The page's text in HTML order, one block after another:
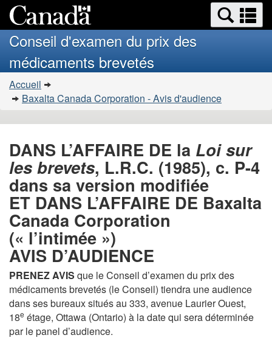
au
contenu
principal
HTML
simplifiée
Search
and
menus
Conseil d'examen du prix des
médicaments brevetés
Vous
�tes
:
Accueil
Baxalta Canada Corporation - Avis d'audience
DANS L’AFFAIRE DE la Loi sur
les brevets, L.R.C. (1985), c. P-4
dans sa version modifiée
ET DANS L’AFFAIRE DE Baxalta
Canada Corporation
(« l’intimée »)
AVIS D’AUDIENCE
PRENEZ AVIS que le Conseil d’examen du prix des
médicaments brevetés (le Conseil) tiendra une audience
dans ses bureaux situés au 333, avenue Laurier Ouest,
18e étage, Ottawa (Ontario) à la date qui sera déterminée
par le panel d’audience.